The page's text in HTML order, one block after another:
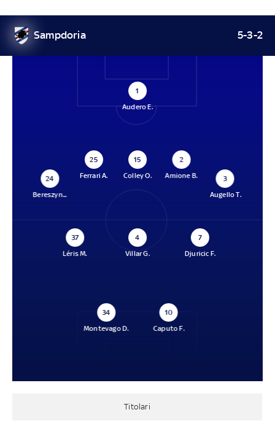
Sampdoria 5-3-2
1
Audero E.
24
Bereszyn...
25
Ferrari A.
15
Colley O.
2
Amione B.
3
Augello T.
37
Léris M.
4
Villar G.
7
Djuricic F.
34
Montevago D.
10
Caputo F.
Titolari